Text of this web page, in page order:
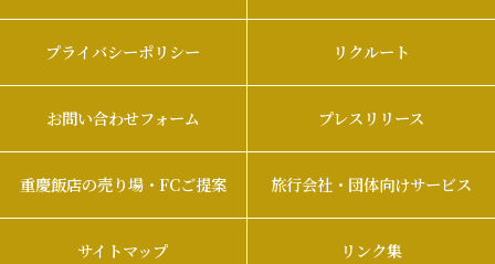
プライバシーポリシー リクルート
お問い合わせフォーム プレスリリース
重慶飯店の売り場・FCご提案 旅行会社・団体向けサービス
サイトマップ リンク集